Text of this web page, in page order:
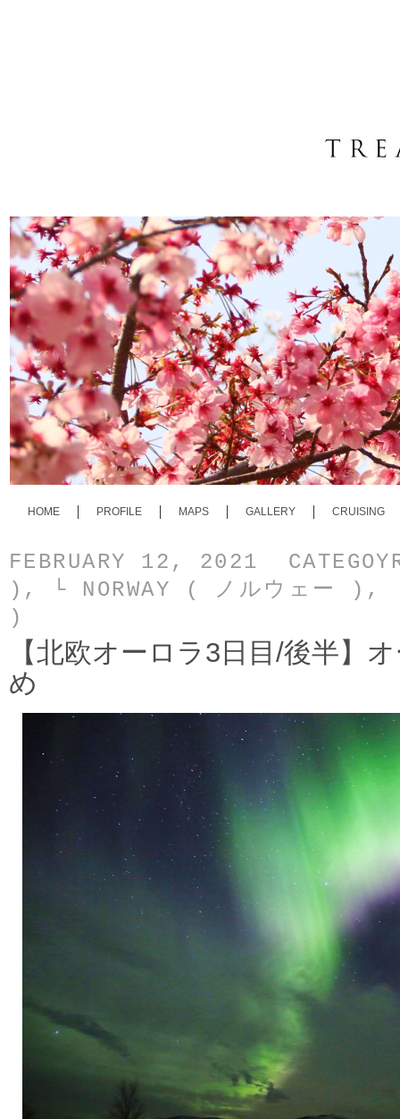
HOME PROFILE MAPS GALLERY CRUISING
FEBRUARY 12, 2021
) , └ NORWAY ( ノルウェー ) ,
)
【北欧オーロラ3日目/後半】
め